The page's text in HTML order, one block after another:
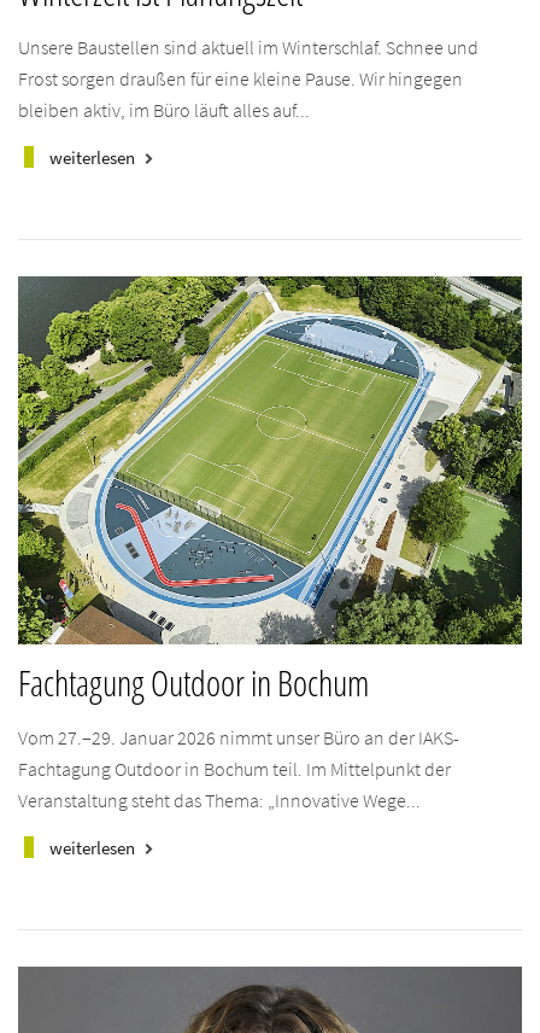
Unsere Baustellen sind aktuell im Winterschlaf. Schnee und
Frost sorgen draußen für eine kleine Pause. Wir hingegen
bleiben aktiv, im Büro läuft alles auf...
weiterlesen keyboard_arrow_right
Fachtagung Outdoor in Bochum
Vom 27.–29. Januar 2026 nimmt unser Büro an der IAKS-
Fachtagung Outdoor in Bochum teil. Im Mittelpunkt der
Veranstaltung steht das Thema: „Innovative Wege...
weiterlesen keyboard_arrow_right